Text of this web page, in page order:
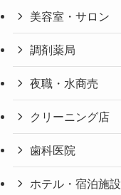
美容室・サロン
調剤薬局
夜職・水商売
クリーニング店
歯科医院
ホテル・宿泊施設